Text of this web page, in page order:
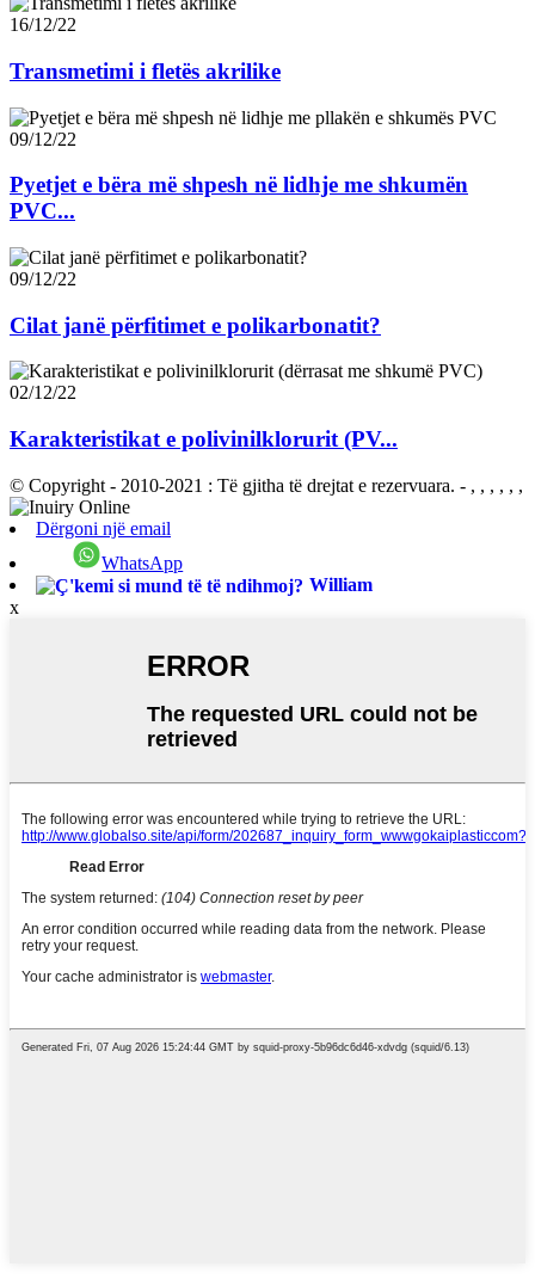
16/12/22
Transmetimi i fletës akrilike
09/12/22
Pyetjet e bëra më shpesh në lidhje me shkumën
PVC...
09/12/22
Cilat janë përfitimet e polikarbonatit?
02/12/22
Karakteristikat e polivinilklorurit (PV...
© Copyright - 2010-2021 : Të gjitha të drejtat e rezervuara. - , , , , , ,
Dërgoni një email
WhatsApp
William
x